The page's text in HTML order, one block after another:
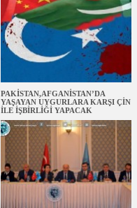
PAKİSTAN,AFGANİSTAN’DA
YAŞAYAN UYGURLARA KARŞI ÇİN
İLE İŞBİRLİĞİ YAPACAK